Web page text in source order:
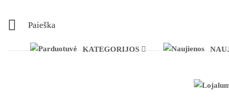
Paieška
KATEGORIJOS